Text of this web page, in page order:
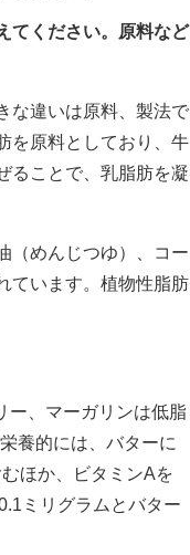
てください。原料など
な違いは原料、製法で
を原料としており、牛
ることで、乳脂肪を凝
（めんじつゆ）、コー
ています。植物性脂肪
ー、マーガリンは低脂
養的には、バターに
ほか、ビタミンAを
ミリグラムとバター